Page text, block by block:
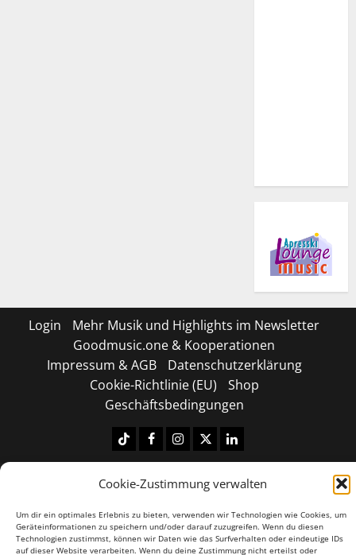
Cookie-Zustimmung verwalten
Um dir ein optimales Erlebnis zu bieten, verwenden wir Technologien wie Cookies, um
Geräteinformationen zu speichern und/oder darauf zuzugreifen. Wenn du diesen
Technologien zustimmst, können wir Daten wie das Surfverhalten oder eindeutige IDs
auf dieser Website verarbeiten. Wenn du deine Zustimmung nicht erteilst oder
Login
Mehr Musik und Highlights im Newsletter
Goodmusic.one & Kooperationen
Impressum & AGB
Datenschutzerklärung
Cookie-Richtlinie (EU)
Shop
Geschäftsbedingungen
TiktokFacebook
Instagram
X LinkedIN
Copyright © 2026 All rights reserved.|MoreNews
by